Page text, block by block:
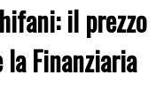
il prezzo
Finanziaria